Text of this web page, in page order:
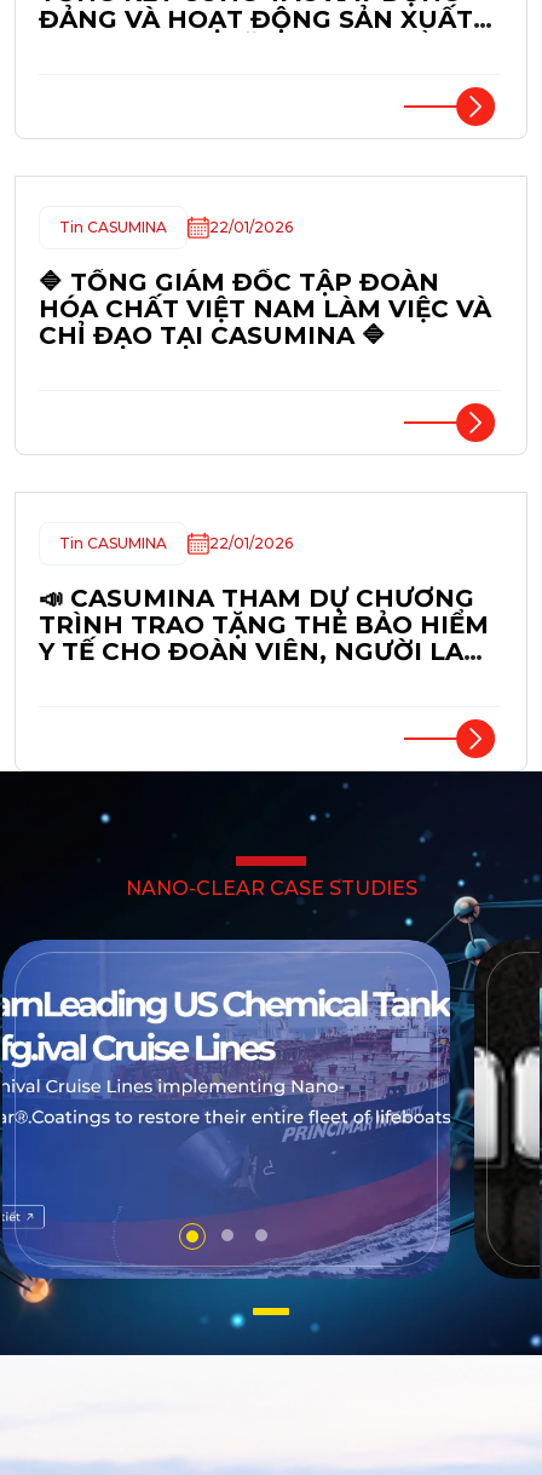
ĐẢNG VÀ HOẠT ĐỘNG SẢN XUẤT
Tin CASUMINA 22/01/2026
🔷 TỔNG GIÁM ĐỐC TẬP ĐOÀN
HÓA CHẤT VIỆT NAM LÀM VIỆC VÀ
CHỈ ĐẠO TẠI CASUMINA 🔷
Tin CASUMINA 22/01/2026
📣 CASUMINA THAM DỰ CHƯƠNG
TRÌNH TRAO TẶNG THẺ BẢO HIỂM
Y TẾ CHO ĐOÀN VIÊN, NGƯỜI LAO
NANO-CLEAR CASE STUDIES